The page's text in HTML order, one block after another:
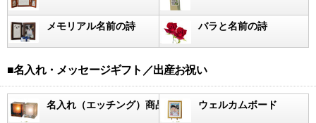
メモリアル名前の詩 バラと名前の詩
■名入れ・メッセージギフト／出産お祝い
名入れ（エッチング）商品 ウェルカムボード